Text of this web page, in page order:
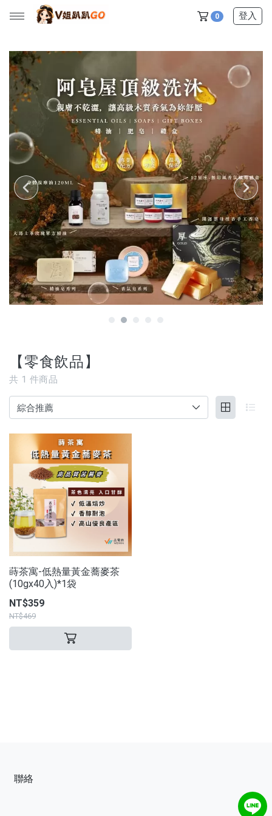
0 登入
所有產品
【V姐團購專屬優惠】
【春季下殺特賣】
【新品上市】
【美髮護理】
【服飾內著】
【居家生活】
【營養保健】
【3C家電/周邊】
品牌
服務/政策
【零食飲品】
共 1 件商品
蒔茶寓-低熱量黃金蕎麥茶
(10gx40入)*1袋
NT$359
NT$469
聯絡